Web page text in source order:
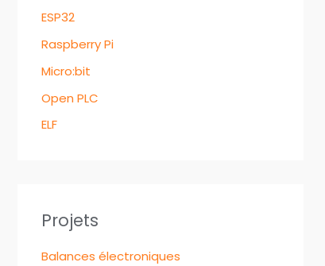
ESP32
Raspberry Pi
Micro:bit
Open PLC
ELF
Projets
Balances électroniques